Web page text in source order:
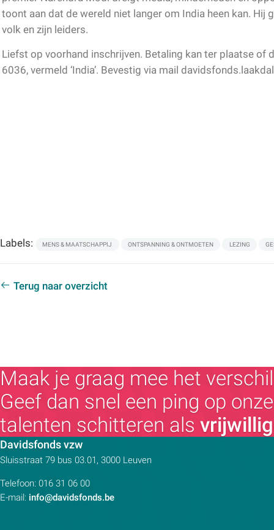
toont aan dat de wereld niet langer om India heen kan. Hij
volk en zijn leiders.
Liefst op voorhand inschrijven. Betaling kan ter plaatse of
6036, vermeld ‘India’. Bevestig via mail
Labels: MENS & MAATSCHAPPIJ ONTSPANNING & ONTMOETEN LEZING
Terug naar overzicht
Maak je graag mee het
Geef dan snel een ping op
talenten schitteren als
Davidsfonds vzwContactpersoon:
Adres:
Sluisstraat 79 bus 03.01, 3000 Leuven
Telefoon: 016 31 06 00
E-mail: info@davidsfonds.be